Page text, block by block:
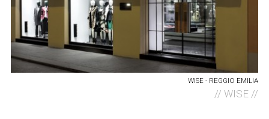
WISE - REGGIO EMILIA
//WISE //